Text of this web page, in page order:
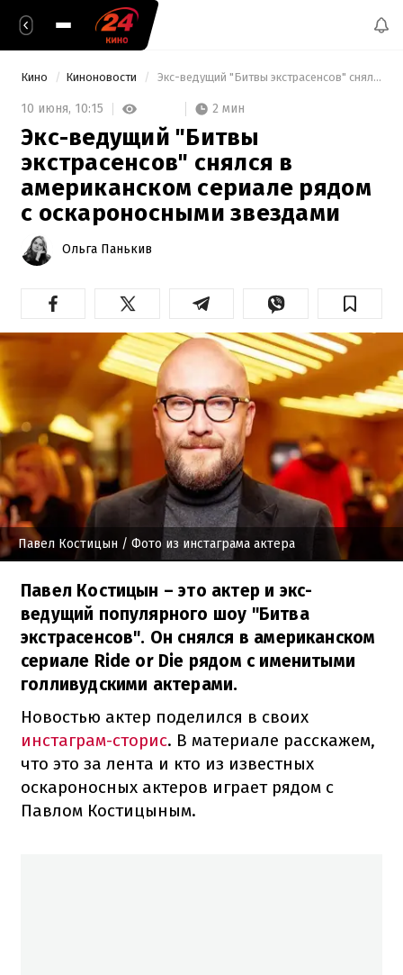
Кино Киноновости Экс-ведущий "Битвы экстрасенсов" снялся в американском сериале рядом с оскароносными звездами
10 июня, 10:15 2 мин
Экс-ведущий "Битвы
экстрасенсов" снялся в
американском сериале рядом
с оскароносными звездами
Ольга Панькив
Павел Костицын / Фото из инстаграма актера
Павел Костицын – это актер и экс-
ведущий популярного шоу "Битва
экстрасенсов". Он снялся в американском
сериале Ride or Die рядом с именитыми
голливудскими актерами.
Новостью актер поделился в своих
инстаграм-сторис. В материале расскажем,
что это за лента и кто из известных
оскароносных актеров играет рядом с
Павлом Костицыным.